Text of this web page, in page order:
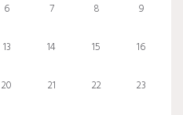
6 7 8 9
13 14 15 16
20 21 22 23